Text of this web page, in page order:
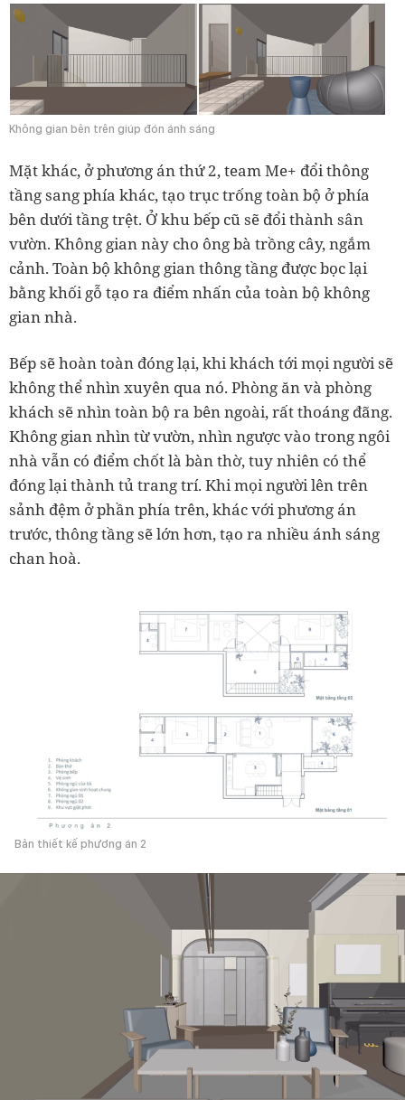
Không gian bên trên giúp đón ánh sáng
Mặt khác, ở phương án thứ 2, team Me+ đổi thông
tầng sang phía khác, tạo trục trống toàn bộ ở phía
bên dưới tầng trệt. Ở khu bếp cũ sẽ đổi thành sân
vườn. Không gian này cho ông bà trồng cây, ngắm
cảnh. Toàn bộ không gian thông tầng được bọc lại
bằng khối gỗ tạo ra điểm nhấn của toàn bộ không
gian nhà.
Bếp sẽ hoàn toàn đóng lại, khi khách tới mọi người sẽ
không thể nhìn xuyên qua nó. Phòng ăn và phòng
khách sẽ nhìn toàn bộ ra bên ngoài, rất thoáng đãng.
Không gian nhìn từ vườn, nhìn ngược vào trong ngôi
nhà vẫn có điểm chốt là bàn thờ, tuy nhiên có thể
đóng lại thành tủ trang trí. Khi mọi người lên trên
sảnh đệm ở phần phía trên, khác với phương án
trước, thông tầng sẽ lớn hơn, tạo ra nhiều ánh sáng
chan hoà.
Bản thiết kế phương án 2